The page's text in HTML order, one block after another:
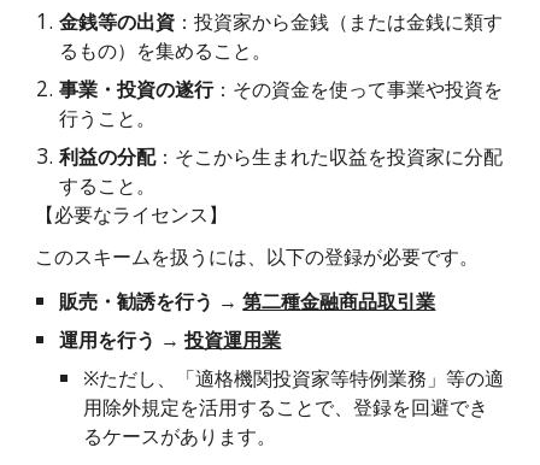
金銭等の出資 ：投資家から金銭（または金銭に類す
るもの）を集めること。
事業・投資の遂行：その資金を使って事業や投資を
行うこと。
利益の分配：そこから生まれた収益を投資家に分配
すること。
【必要なライセンス】
このスキームを扱うには、以下の登録が必要です。
販売・勧誘を行う →第二種金融商品取引業
運用を行う →投資運用業
※ただし、「適格機関投資家等特例業務」等の適
用除外規定を活用することで、登録を回避でき
るケースがあります。